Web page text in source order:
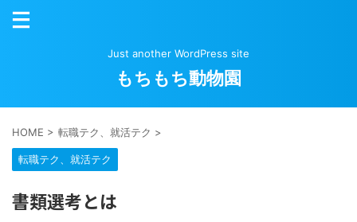
Just another WordPress site
もちもち動物園
HOME > 転職テク、就活テク >
転職テク、就活テク
書類選考とは